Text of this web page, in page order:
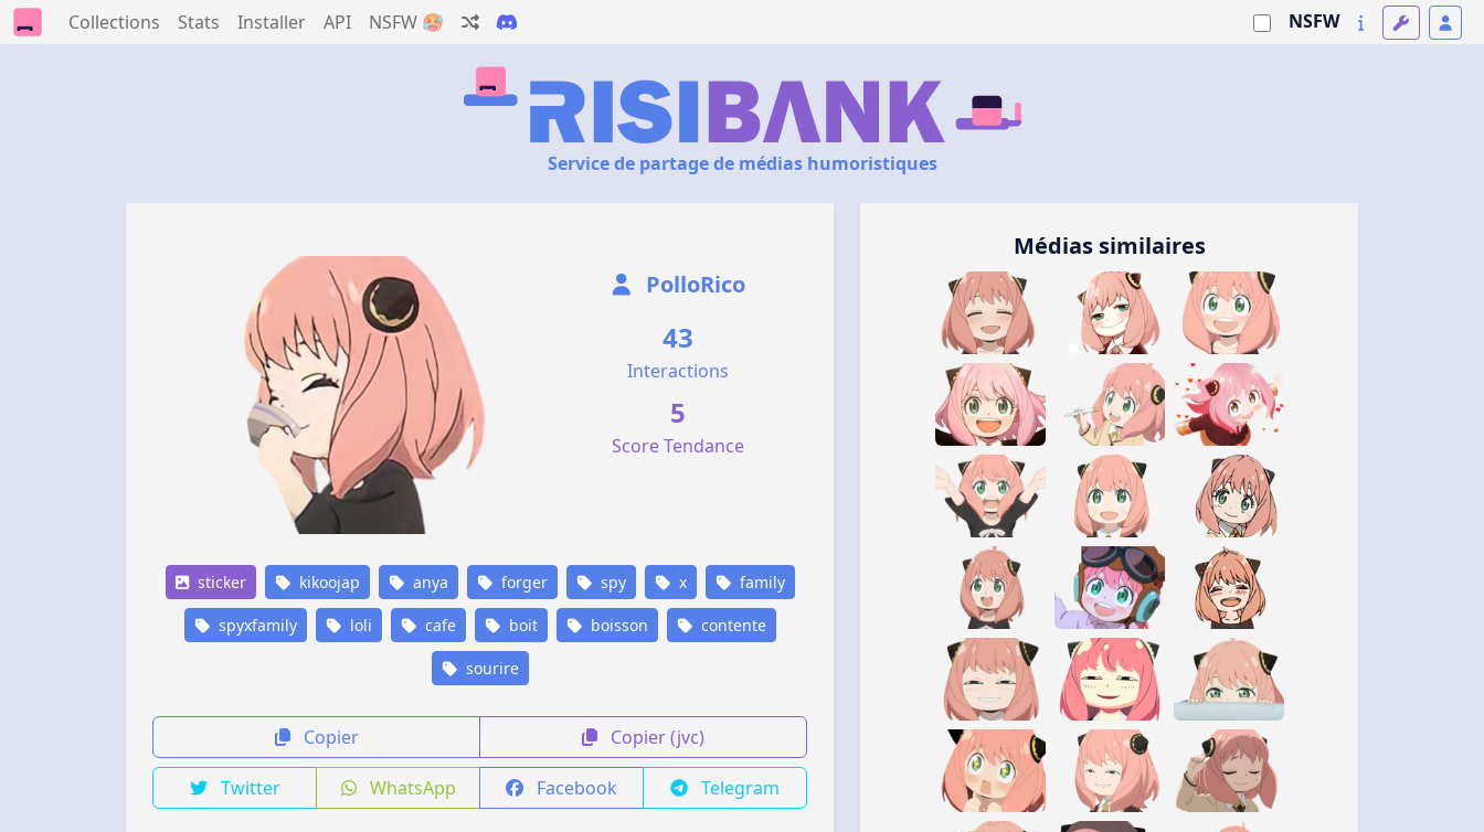
Collections Stats Installer API NSFW 🥵 NSFW
Service de partage de médias humoristiques
PolloRico
43
Interactions
5
Score Tendance
sticker kikoojap anya forger spy x family
spyxfamily loli cafe boit boisson contente
sourire
Copier Copier (jvc)
Twitter WhatsApp Facebook Telegram
Médias similaires